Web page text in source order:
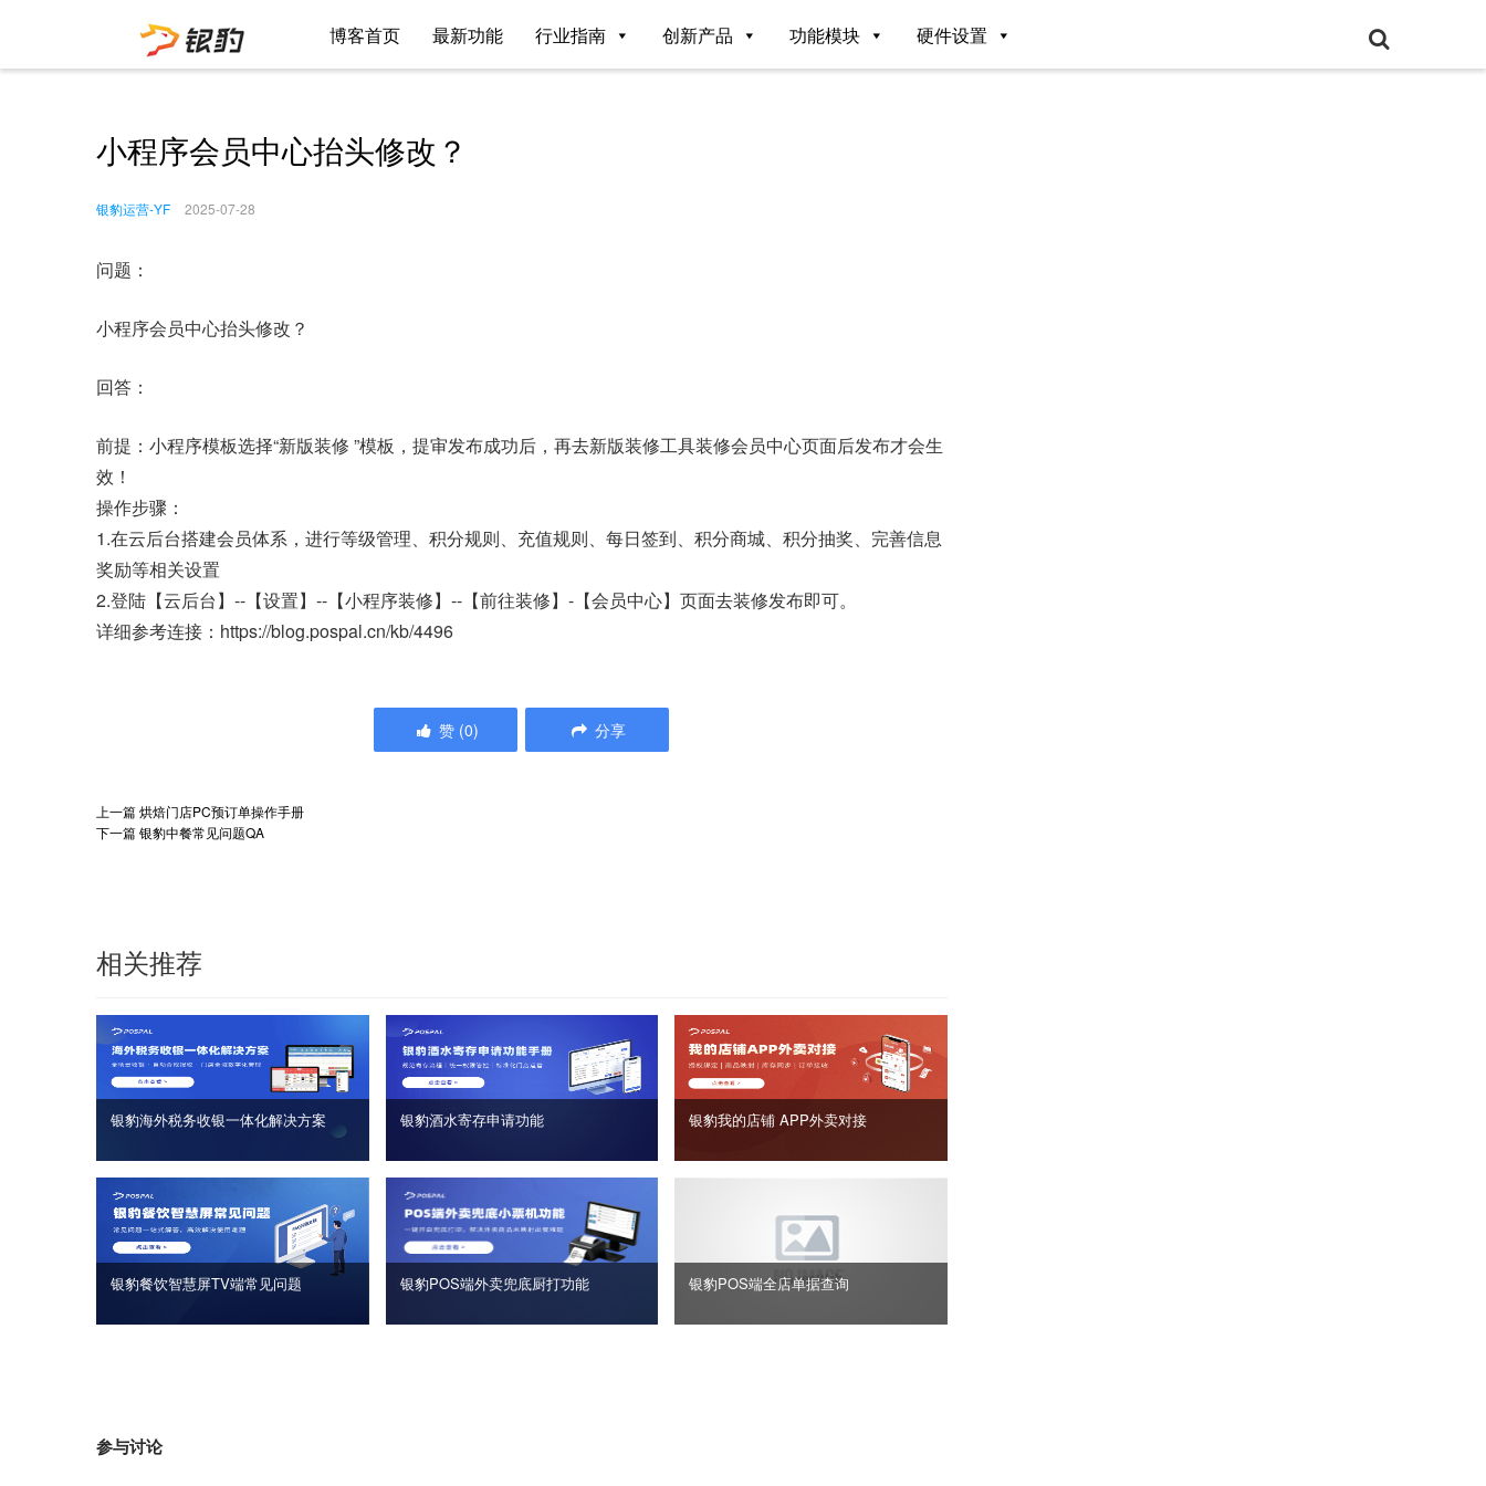
博客首页 最新功能 行业指南 创新产品 功能模块 硬件设置
小程序会员中心抬头修改？
银豹运营-YF 2025-07-28
问题：
小程序会员中心抬头修改？
回答：
前提：小程序模板选择“新版装修 ”模板，提审发布成功后，再去新版装修工具装修会员中心页面后发布才会生
效！
操作步骤：
1.在云后台搭建会员体系，进行等级管理、积分规则、充值规则、每日签到、积分商城、积分抽奖、完善信息
奖励等相关设置
2.登陆【云后台】--【设置】--【小程序装修】--【前往装修】-【会员中心】页面去装修发布即可。
详细参考连接：https://blog.pospal.cn/kb/4496
赞 (0) 分享
上一篇烘焙门店PC预订单操作手册
下一篇银豹中餐常见问题QA
相关推荐
银豹海外税务收银一体化解决方案 银豹酒水寄存申请功能 银豹我的店铺 APP外卖对接
银豹餐饮智慧屏TV端常见问题 银豹POS端外卖兜底厨打功能 银豹POS端全店单据查询
参与讨论